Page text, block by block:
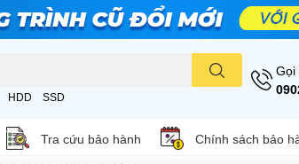
HDD SSD
Gọi
Tra cứu bảo hành Chính sách bảo